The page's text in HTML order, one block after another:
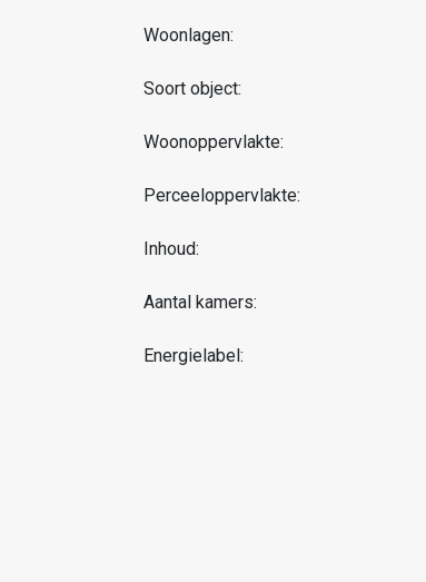
Woonlagen:
Soort object:
Woonoppervlakte:
Perceeloppervlakte:
Inhoud:
Aantal kamers:
Energielabel: